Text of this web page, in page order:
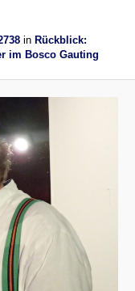
in Rückblick:
im Bosco Gauting